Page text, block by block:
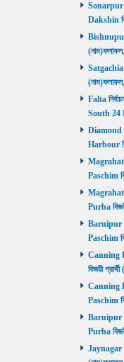
Sonarpur
Dakshin
Bishnupur
Satgachia
Falta
South 24
Diamond
Harbour
Magrahat
Paschim
Magrahat
Purba
Baruipur
Paschim
Canning
বিজয়ী
Canning
Paschim
Baruipur
Purba
Jaynagar